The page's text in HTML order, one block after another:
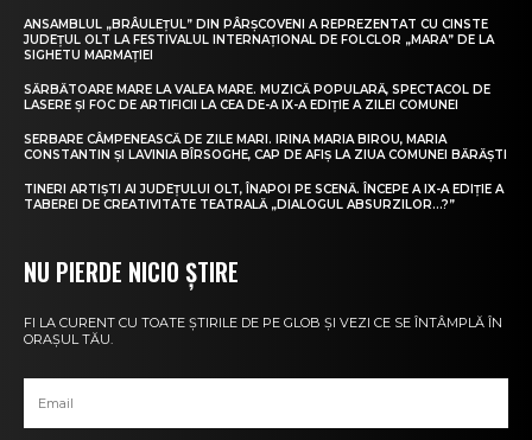
ANSAMBLUL „BRÂULEȚUL” DIN PÂRȘCOVENI A REPREZENTAT CU CINSTE
JUDEȚUL OLT LA FESTIVALUL INTERNAȚIONAL DE FOLCLOR „MARA” DE LA
SIGHETU MARMAȚIEI
SĂRBĂTOARE MARE LA VALEA MARE. MUZICĂ POPULARĂ, SPECTACOL DE
LASERE ȘI FOC DE ARTIFICII LA CEA DE-A IX-A EDIȚIE A ZILEI COMUNEI
SERBARE CÂMPENEASCĂ DE ZILE MARI. IRINA MARIA BIROU, MARIA
CONSTANTIN ȘI LAVINIA BÎRSOGHE, CAP DE AFIȘ LA ZIUA COMUNEI BĂRĂȘTI
TINERI ARTIȘTI AI JUDEȚULUI OLT, ÎNAPOI PE SCENĂ. ÎNCEPE A IX-A EDIȚIE A
TABEREI DE CREATIVITATE TEATRALĂ „DIALOGUL ABSURZILOR…?”
NU PIERDE NICIO ȘTIRE
FI LA CURENT CU TOATE ȘTIRILE DE PE GLOB ȘI VEZI CE SE ÎNTÂMPLĂ ÎN
ORAȘUL TĂU.